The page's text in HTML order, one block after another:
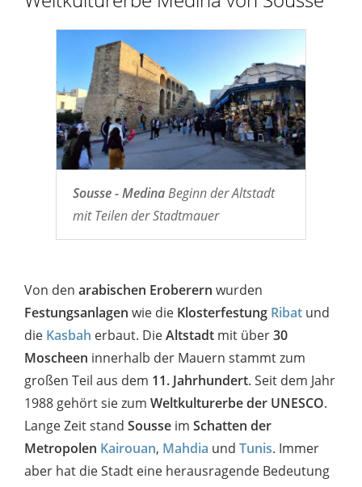
Sousse - MedinaBeginn der Altstadt
mit Teilen der Stadtmauer
Von den arabischen Eroberern wurden
Festungsanlagen wie die Klosterfestung Ribat und
die Kasbah erbaut. DieAltstadt mit über30
Moscheen innerhalb der Mauern stammt zum
großen Teil aus dem 11. Jahrhundert. Seit dem Jahr
1988 gehört sie zum Weltkulturerbe der UNESCO.
Lange Zeit stand Sousse im Schatten der
Metropolen Kairouan, Mahdia und Tunis. Immer
aber hat die Stadt eine herausragende Bedeutung